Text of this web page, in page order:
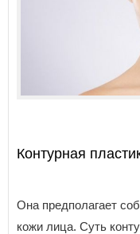
Контурная
Она предполагает
кожи лица. Суть